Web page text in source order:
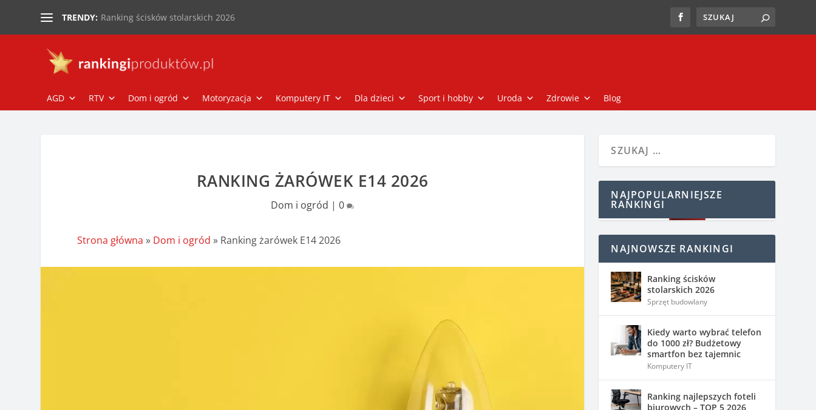
TRENDY: Ranking ścisków stolarskich 2026
AGD RTV Dom i ogród Motoryzacja Komputery IT Dla dzieci Sport i hobby Uroda Zdrowie Blog
RANKING ŻARÓWEK E14 2026
Dom i ogród |0
Strona główna » Dom i ogród » Ranking żarówek E14 2026
NAJPOPULARNIEJSZE
RANKINGI
NAJNOWSZE RANKINGI
Ranking ścisków
stolarskich 2026
Sprzęt budowlany
Kiedy warto wybrać telefon
do 1000 zł? Budżetowy
smartfon bez tajemnic
Komputery IT
Ranking najlepszych foteli
biurowych – TOP 5 2026